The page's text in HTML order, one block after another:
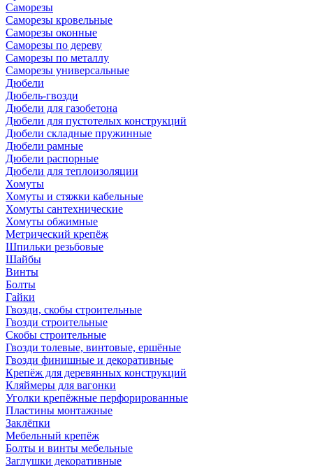
Саморезы
Саморезы кровельные
Саморезы оконные
Саморезы по дереву
Саморезы по металлу
Саморезы универсальные
Дюбели
Дюбель-гвозди
Дюбели для газобетона
Дюбели для пустотелых конструкций
Дюбели складные пружинные
Дюбели рамные
Дюбели распорные
Дюбели для теплоизоляции
Хомуты
Хомуты и стяжки кабельные
Хомуты сантехнические
Хомуты обжимные
Метрический крепёж
Шпильки резьбовые
Шайбы
Винты
Болты
Гайки
Гвозди, скобы строительные
Гвозди строительные
Скобы строительные
Гвозди толевые, винтовые, ершёные
Гвозди финишные и декоративные
Крепёж для деревянных конструкций
Кляймеры для вагонки
Уголки крепёжные перфорированные
Пластины монтажные
Заклёпки
Мебельный крепёж
Болты и винты мебельные
Заглушки декоративные